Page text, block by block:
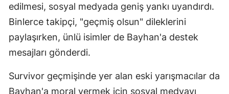
edilmesi, sosyal medyada geniş yankı uyandırdı.
Binlerce takipçi, "geçmiş olsun" dileklerini
paylaşırken, ünlü isimler de Bayhan'a destek
mesajları gönderdi.
Survivor geçmişinde yer alan eski yarışmacılar da
Bayhan'a moral vermek için sosyal medyayı